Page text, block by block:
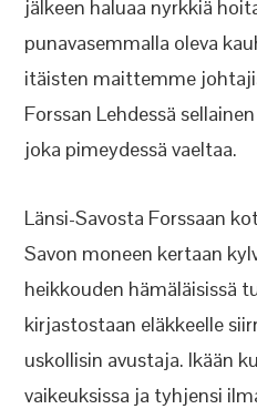
jälkeen haluaa nyrkkiä
punavasemmalla oleva
itäisten maittemme
Forssan Lehdessä
joka pimeydessä vaeltaa.
Länsi-Savosta Forssaan
Savon moneen kertaan
heikkouden hämäläisissä
kirjastostaan eläkkeelle
uskollisin avustaja. Ikään
vaikeuksissa ja tyhjensi